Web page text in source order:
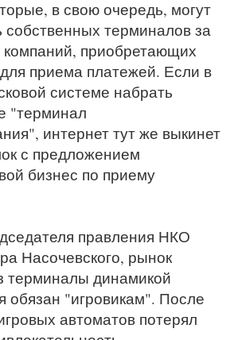
в свою очередь, могут
собственных терминалов за
компаний, приобретающих
приема платежей. Если в
системе набрать
"терминал
интернет тут же выкинет
с предложением
бизнес по приему
правления НКО
Насочевского, рынок
терминалы динамикой
обязан "игровикам". После
автоматов потерял